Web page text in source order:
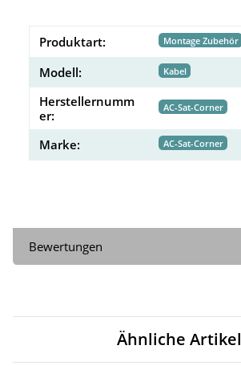
Produktart: Montage Zubehör
Modell: Kabel
Herstellernumm
er:
AC-Sat-Corner
Marke: AC-Sat-Corner
Bewertungen
Ähnliche Artikel